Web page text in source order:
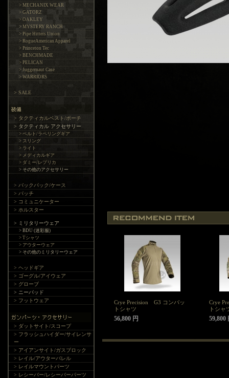
> MECHANIX WEAR
> GATORZ
> OAKLEY
> MYSTERY RANCH
> Pipe Hitters Union
> RogueAmerican Apparel
> Princeton Tec
> BENCHMADE
> PELICAN
> Juggernaut Case
> WARRIORS
> SALE
> タクティカルベスト/ポーチ
> タクティカル アクセサリー
> ベルト/ラペリングギア
> スリング
> ライト
> メディカルギア
> ダミー/レプリカ
> その他のアクセサリー
> バックパック/ケース
> パッチ
> コミュニケーター
> ホルスター
> ミリタリーウェア
> BDU (迷彩服)
> Tシャツ
> アウターウェア
> その他のミリタリーウェア
> ヘッドギア
> ゴーグル/アイウェア
> グローブ
> ニーパッド
> フットウェア
> ダットサイト/スコープ
> フラッシュハイダー/サイレンサ
ー
> アイアンサイト/ガスブロック
> レイル/アウターバレル
> レイルマウントパーツ
> レシーバー/レシーバーパーツ
Crye Precision G3 コンバッ
トシャツ
56,800 円
Crye
トシャ
59,800